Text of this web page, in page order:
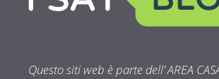
Questo siti web è parte dell’ AREA